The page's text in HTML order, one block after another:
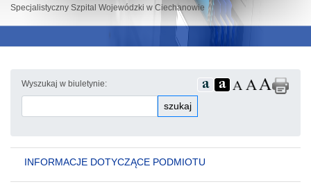
Specjalistyczny Szpital Wojewódzki w Ciechanowie
Wyszukaj w biuletynie:
szukaj
INFORMACJE DOTYCZĄCE PODMIOTU